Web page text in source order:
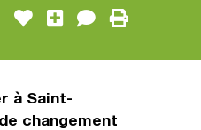
à Saint-
changement